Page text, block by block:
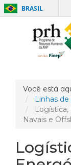
BRASIL
Você está
Linhas
Navais e